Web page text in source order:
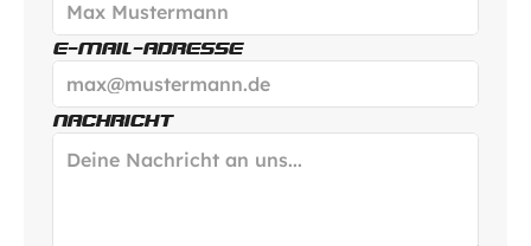
E-MAIL-ADRESSE
NACHRICHT